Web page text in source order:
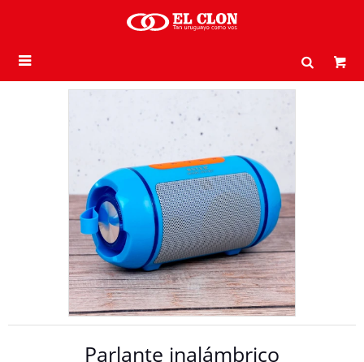

Parlante inalámbrico